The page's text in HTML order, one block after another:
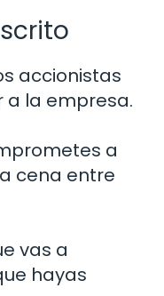
accionistas
la empresa.
a
cena entre
vas a
hayas